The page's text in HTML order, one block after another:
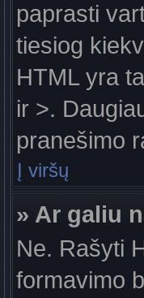
paprasti
tiesiog
HTML yra
ir >.
pranešimo
Į viršų
» Ar galiu
Ne. Rašyti
formavimo